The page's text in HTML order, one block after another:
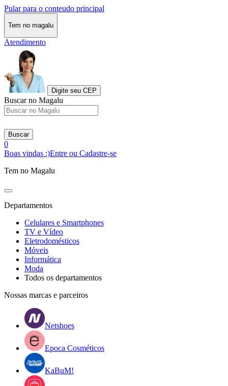
Pular para o conteudo principal
Tem no magalu
Atendimento
Digite seu CEP
Buscar no Magalu
Buscar
0
Boas vindas :)Entre ou Cadastre-se
Tem no Magalu
Departamentos
Celulares e Smartphones
TV e Vídeo
Eletrodomésticos
Móveis
Informática
Moda
Todos os departamentos
Nossas marcas e parceiros
Netshoes
Epoca Cosméticos
KaBuM!